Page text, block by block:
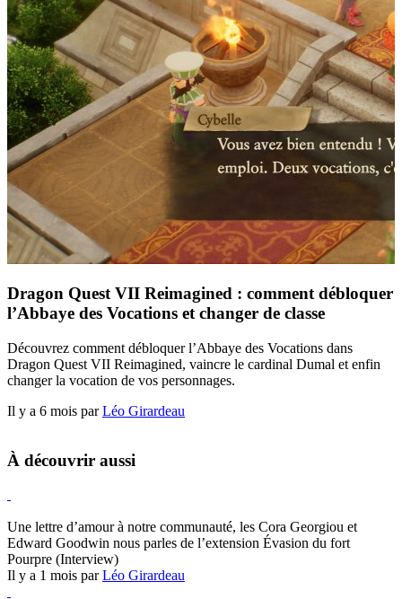
Dragon Quest VII Reimagined : comment débloquer
l’Abbaye des Vocations et changer de classe
Découvrez comment débloquer l’Abbaye des Vocations dans
Dragon Quest VII Reimagined, vaincre le cardinal Dumal et enfin
changer la vocation de vos personnages.
Il y a 6 mois parLéo Girardeau
À découvrir aussi
Une lettre d’amour à notre communauté, les Cora Georgiou et
Edward Goodwin nous parles de l’extension Évasion du fort
Pourpre (Interview)
Il y a 1 mois parLéo Girardeau